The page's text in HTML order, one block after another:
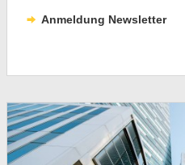
Anmeldung Newsletter